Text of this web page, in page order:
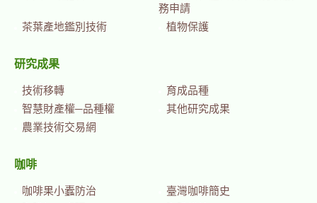
務申請
茶葉產地鑑別技術
植物保護
研究成果
技術移轉
育成品種
智慧財產權─品種權
其他研究成果
農業技術交易網
咖啡
咖啡果小蠹防治
臺灣咖啡簡史